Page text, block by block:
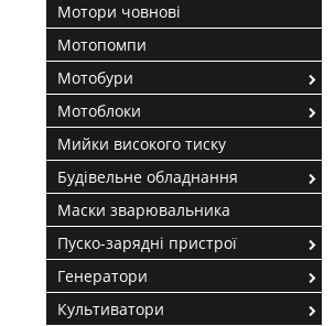
Мотори човнові
Мотопомпи
Мотобури
Мотоблоки
Мийки високого тиску
Будівельне обладнання
Маски зварювальника
Пуско-зарядні пристрої
Генератори
Культиватори